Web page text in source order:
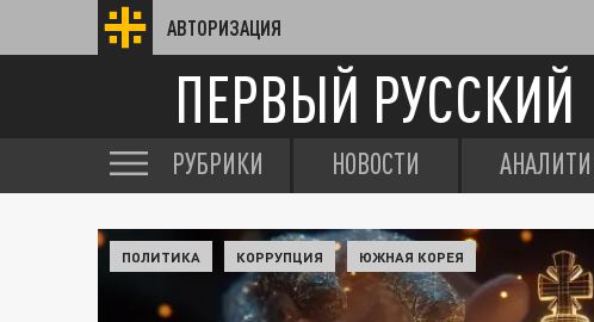
АВТОРИЗАЦИЯ
ПЕРВЫЙ РУССКИЙ
РУБРИКИ НОВОСТИ
ПОЛИТИКА КОРРУПЦИЯ ЮЖНАЯ КОРЕЯ